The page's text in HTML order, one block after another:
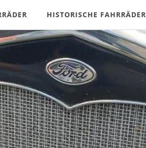
HISTORISCHE FAHRRÄDER